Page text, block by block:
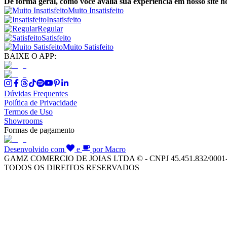
Muito Insatisfeito
Insatisfeito
Regular
Satisfeito
Muito Satisfeito
BAIXE O APP:
Dúvidas Frequentes
Política de Privacidade
Termos de Uso
Showrooms
Formas de pagamento
Desenvolvido com e
por Macro
GAMZ COMERCIO DE JOIAS LTDA © - CNPJ 45.451.832/
TODOS OS DIREITOS RESERVADOS